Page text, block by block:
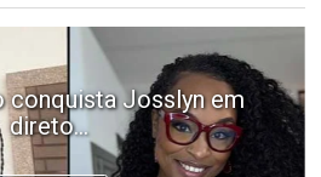
conquista Josslyn em
direto...